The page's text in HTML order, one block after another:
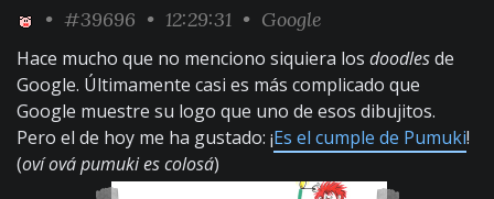
• #39696 • 12:29:31 • Google
Hace mucho que no menciono siquiera los doodlesde
Google. Últimamente casi es más complicado que
Google muestre su logo que uno de esos dibujitos.
Pero el de hoy me ha gustado: ¡Es el cumple de Pumuki!
(oví ová pumuki es colosá)